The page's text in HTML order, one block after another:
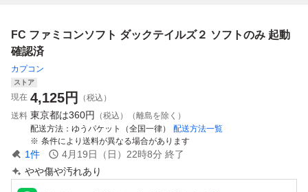
FC ファミコンソフト ダックテイルズ２ ソフトのみ 起動
確認済
カプコン
ストア
現在 4,125円
（税込）
送料 東京都は360円
（税込）（離島を除く）
配送方法
ゆうパケット（全国一律）
配送方法一覧
条件により送料が異なる場合があります
1件 4月19日（日）22時8分 終了
やや傷や汚れあり